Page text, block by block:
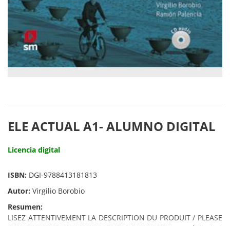
ELE ACTUAL A1- ALUMNO DIGITAL
Licencia digital
ISBN: DGI-9788413181813
Autor: Virgilio Borobio
Resumen:
LISEZ ATTENTIVEMENT LA DESCRIPTION DU PRODUIT / PLEASE